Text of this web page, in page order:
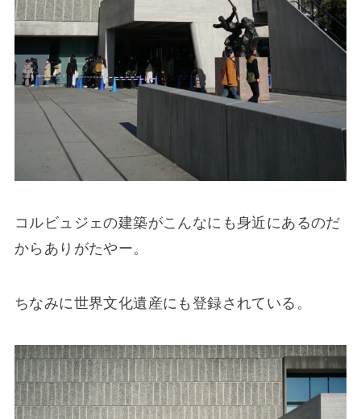
コルビュジェの建築がこんなにも身近にあるのだ
からありがたやー。
ちなみに世界文化遺産にも登録されている。